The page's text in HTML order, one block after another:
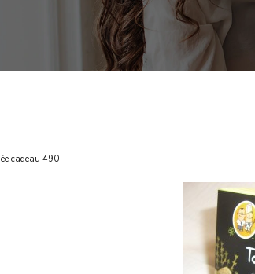
cadeau 490